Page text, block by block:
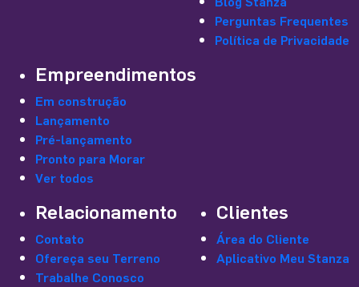
Perguntas Frequentes
Política de Privacidade
Empreendimentos
Em construção
Lançamento
Pré-lançamento
Pronto para Morar
Ver todos
Relacionamento
Contato
Ofereça seu Terreno
Trabalhe Conosco
Clientes
Área do Cliente
Aplicativo Meu Stanza